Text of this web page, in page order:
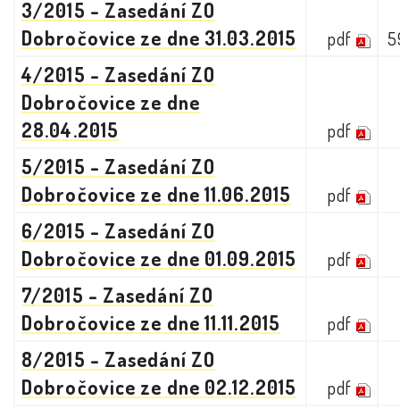
3/2015 - Zasedání ZO
Dobročovice ze dne 31.03.2015
pdf
4/2015 - Zasedání ZO
Dobročovice ze dne
28.04.2015
pdf
5/2015 - Zasedání ZO
Dobročovice ze dne 11.06.2015
pdf
6/2015 - Zasedání ZO
Dobročovice ze dne 01.09.2015
pdf
7/2015 - Zasedání ZO
Dobročovice ze dne 11.11.2015
pdf
8/2015 - Zasedání ZO
Dobročovice ze dne 02.12.2015
pdf